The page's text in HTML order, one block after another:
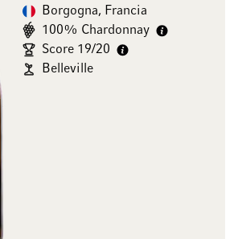
Borgogna, Francia
100% Chardonnay
Score 19/20
Belleville